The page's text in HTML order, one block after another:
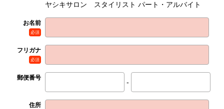
ヤシキサロン スタイリスト パート・アルバイト
お名前
必須
フリガナ
必須
郵便番号
-
住所